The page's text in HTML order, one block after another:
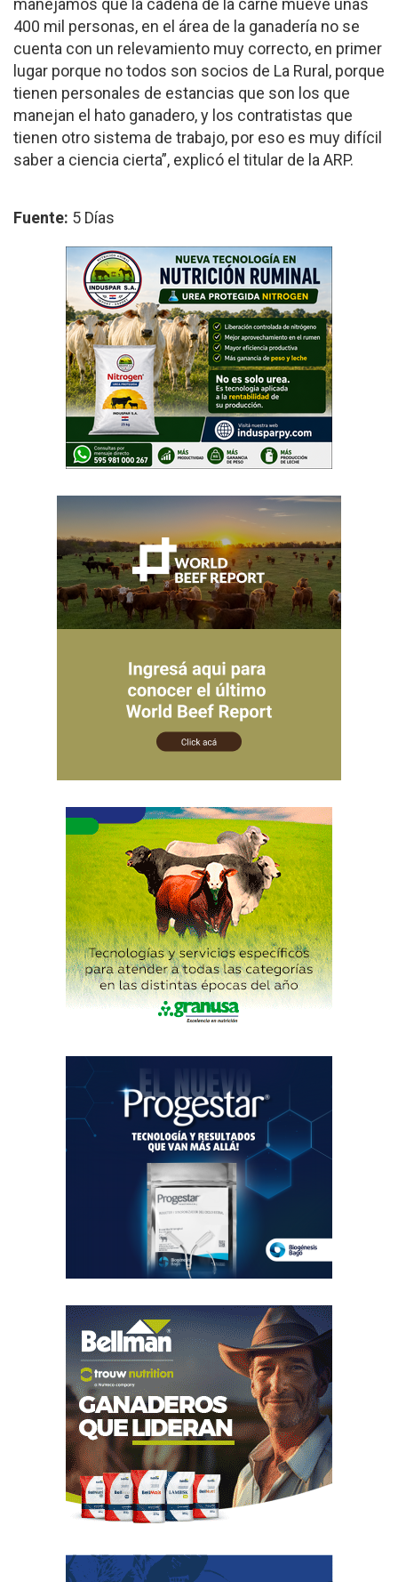
manejamos que la cadena de la carne mueve unas
400 mil personas, en el área de la ganadería no se
cuenta con un releva­miento muy correcto, en primer
lugar porque no todos son socios de La Ru­ral, porque
tienen perso­nales de estancias que son los que
manejan el hato ganadero, y los contratis­tas que
tienen otro sistema de trabajo, por eso es muy difícil
saber a ciencia cier­ta”, explicó el titular de la ARP.
Fuente: 5 Días